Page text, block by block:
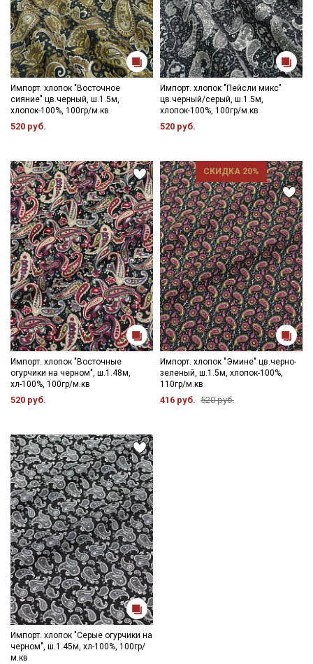
Импорт. хлопок "Восточное
сияние" цв.черный, ш.1.5м,
хлопок-100%, 100гр/м.кв
520 руб.
Импорт. хлопок "Пейсли микс"
цв.черный/серый, ш.1.5м,
хлопок-100%, 100гр/м.кв
520 руб.
Импорт. хлопок "Восточные
огурчики на черном", ш.1.48м,
хл-100%, 100гр/м.кв
520 руб.
СКИДКА 20%
Импорт. хлопок "Эмине" цв.черно-
зеленый, ш.1.5м, хлопок-100%,
110гр/м.кв
416 руб. 520 руб.
Импорт. хлопок "Серые огурчики на
черном", ш.1.45м, хл-100%, 100гр/
м.кв